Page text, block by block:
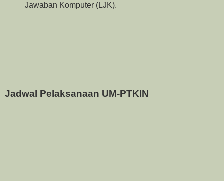
Jawaban Komputer (LJK).
Jadwal Pelaksanaan UM-PTKIN